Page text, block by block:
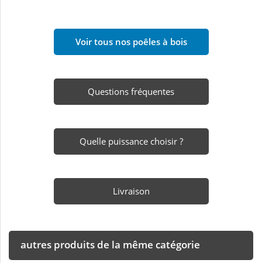
Voir tous nos poêles à bois
Questions fréquentes
Quelle puissance choisir ?
Livraison
autres produits de la même catégorie